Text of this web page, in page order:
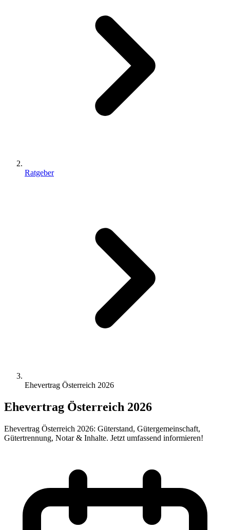
Ratgeber
Ehevertrag Österreich 2026
Ehevertrag Österreich 2026
Ehevertrag Österreich 2026: Güterstand, Gütergemeinschaft,
Gütertrennung, Notar & Inhalte. Jetzt umfassend informieren!